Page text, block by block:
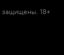
18+